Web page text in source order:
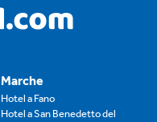
Marche
Hotel a Fano
Hotel a San Benedetto del